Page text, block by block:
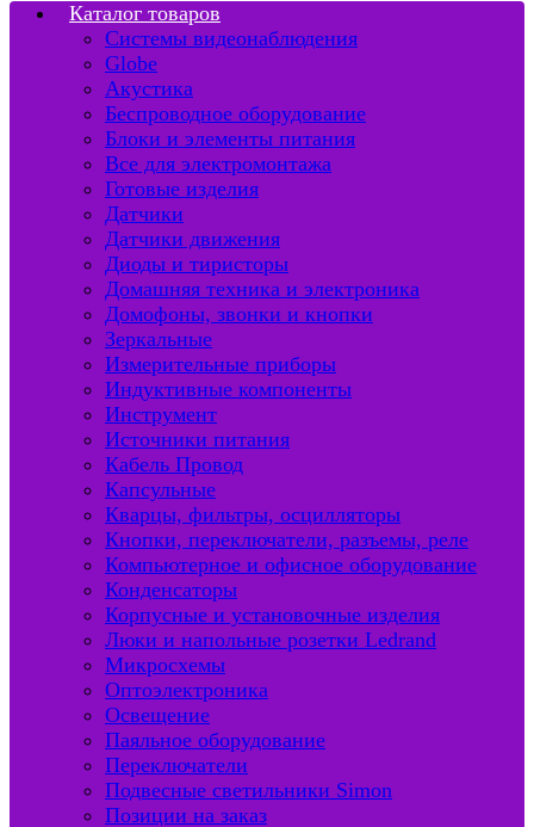
Каталог товаров
Системы видеонаблюдения
Globe
Акустика
Беспроводное оборудование
Блоки и элементы питания
Все для электромонтажа
Готовые изделия
Датчики
Датчики движения
Диоды и тиристоры
Домашняя техника и электроника
Домофоны, звонки и кнопки
Зеркальные
Измерительные приборы
Индуктивные компоненты
Инструмент
Источники питания
Кабель Провод
Капсульные
Кварцы, фильтры, осцилляторы
Кнопки, переключатели, разъемы, реле
Компьютерное и офисное оборудование
Конденсаторы
Корпусные и установочные изделия
Люки и напольные розетки Ledrand
Микросхемы
Оптоэлектроника
Освещение
Паяльное оборудование
Переключатели
Подвесные светильники Simon
Позиции на заказ